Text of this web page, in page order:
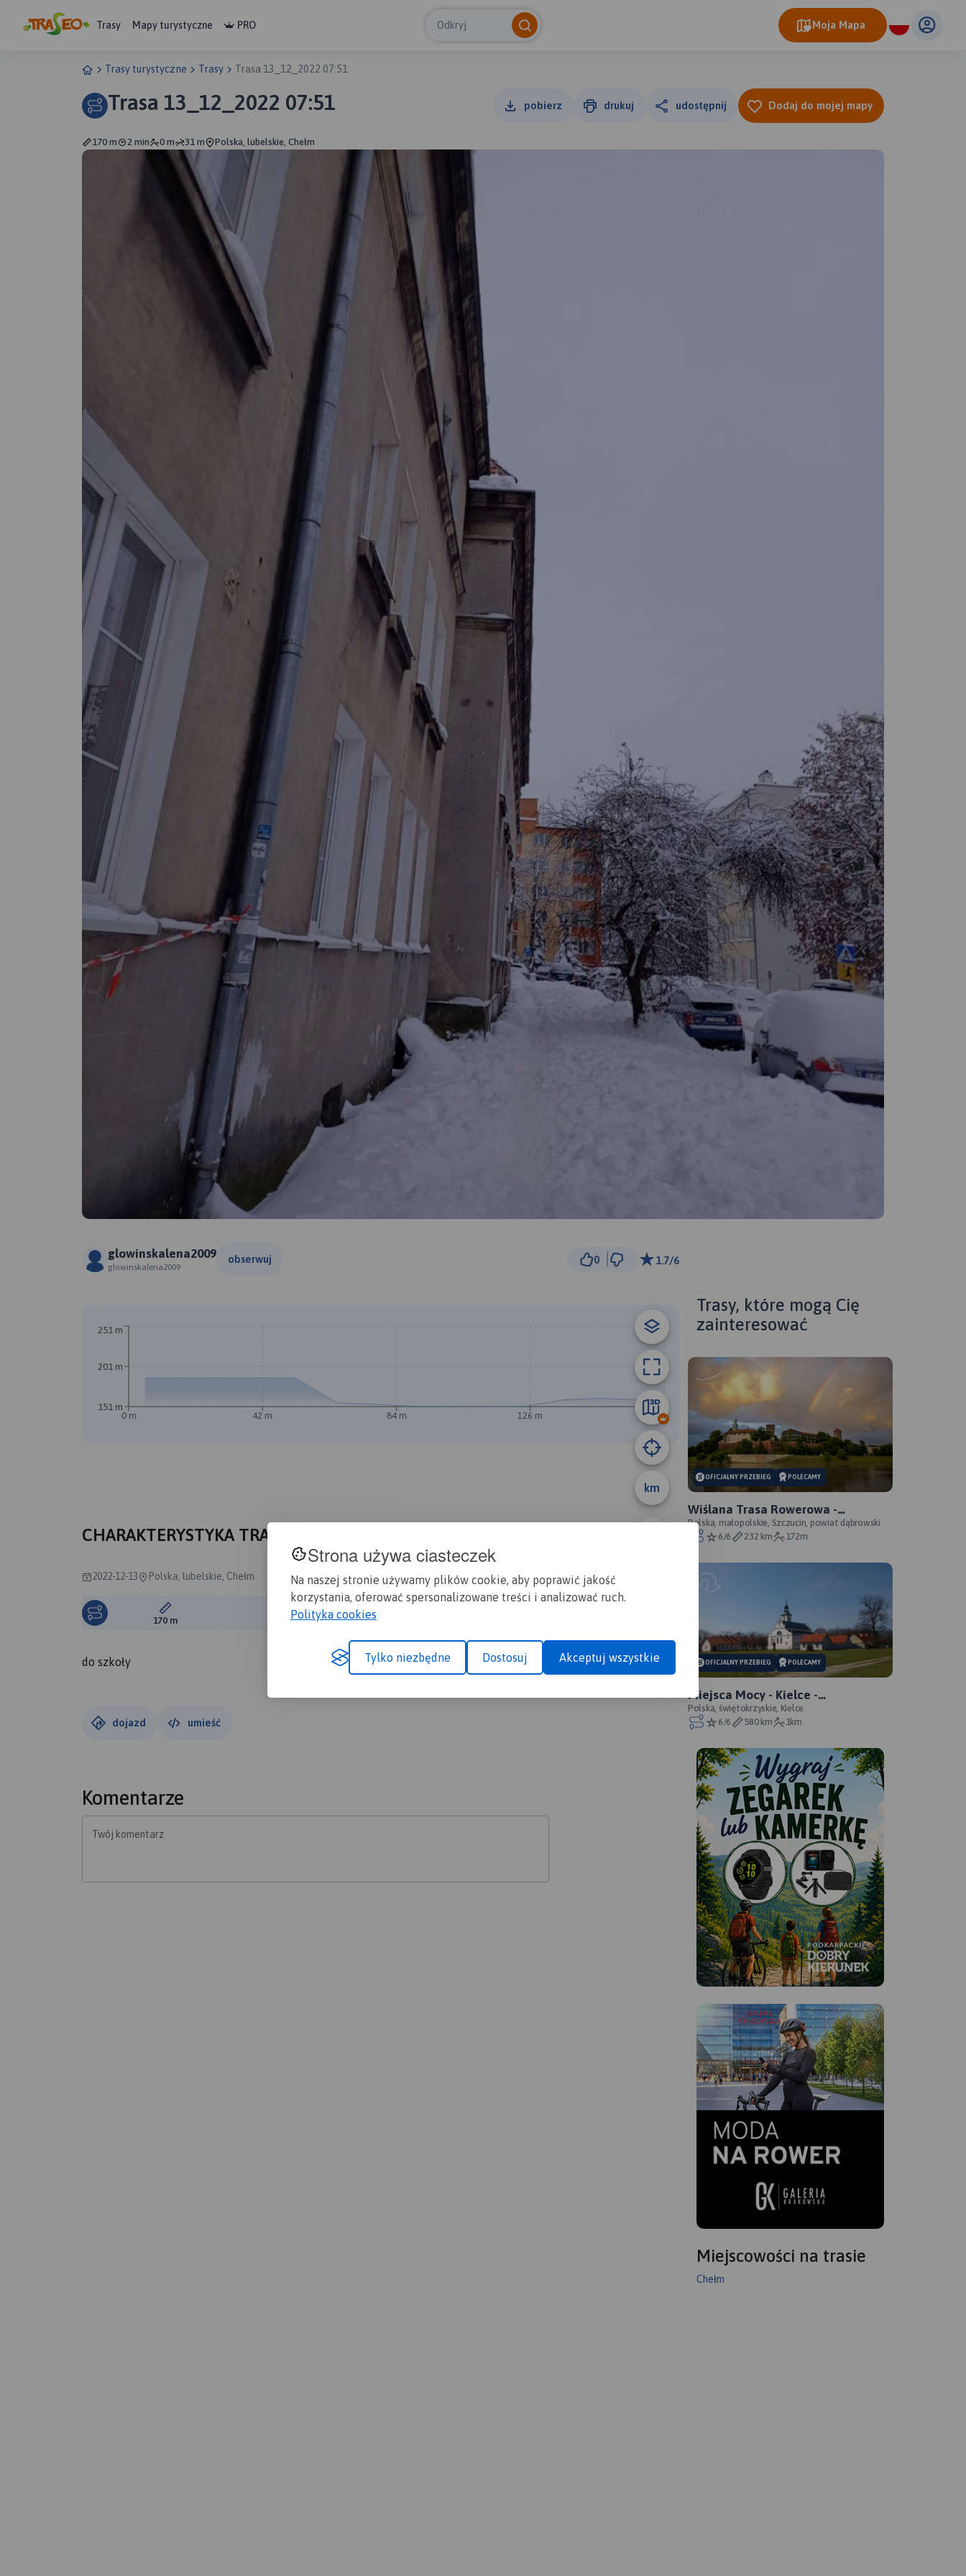
Strona używa ciasteczek
Na naszej stronie używamy plików cookie, aby poprawić jakość
korzystania, oferować spersonalizowane treści i analizować ruch.
Polityka cookies
Tylko niezbędne Dostosuj Akceptuj wszystkie
Trasy Mapy turystyczne PRO Odkryj Moja Mapa
Trasy turystyczne Trasy Trasa 13_12_2022 07:51
Trasa 13_12_2022 07:51 pobierz drukuj udostępnij Dodaj do mojej mapy
170 m 2 min 0 m 31 m Polska, lubelskie, Chełm
glowinskalena2009
glowinskalena2009
obserwuj 0 1.7/6
B
10 m
km
0 m 42 m 84 m 126 m 168 m
151 m
201 m
251 m
CHARAKTERYSTYKA TRASY
2022-12-13 Polska, lubelskie, Chełm
Długość trasy:
170 m Suma przewyższeń:
do szkoły
dojazd umieść
Komentarze
Twój komentarz
Trasy, które mogą Cię
zainteresować
OFICJALNY PRZEBIEG POLECAMY
Wiślana Trasa Rowerowa -
Małopolskie - WTR - oficjalny
przebieg
Polska, małopolskie, Szczucin, powiat dąbrowski
6/6
232 km 172m
OFICJALNY PRZEBIEG POLECAMY
Miejsca Mocy - Kielce -
świętokrzyskie - oficjalny przebieg
Polska, świętokrzyskie, Kielce
6/6
580 km 1km
Miejscowości na trasie
Chełm